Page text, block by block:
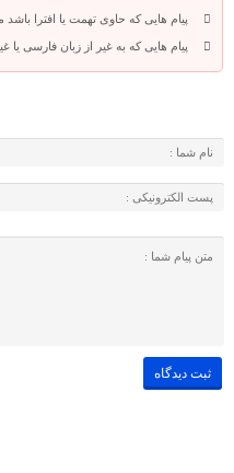
پیام هایی که حاوی تهمت یا افترا
پیام هایی که به غیر از زبان فارسی